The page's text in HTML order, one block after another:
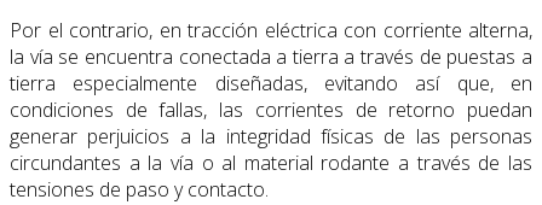
Por el contrario, en tracción eléctrica con corriente alterna,
la vía se encuentra conectada a tierra a través de puestas a
tierra especialmente diseñadas, evitando así que, en
condiciones de fallas, las corrientes de retorno puedan
generar perjuicios a la integridad físicas de las personas
circundantes a la vía o al material rodante a través de las
tensiones de paso y contacto.